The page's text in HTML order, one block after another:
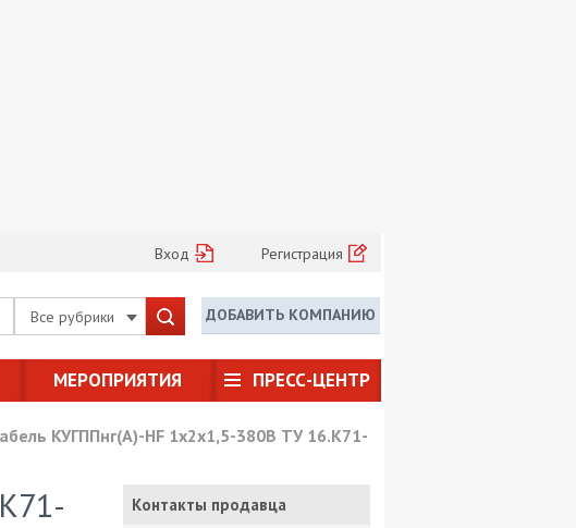
Вход Регистрация
Все рубрики ДОБАВИТЬ КОМПАНИЮ
МЕРОПРИЯТИЯ ПРЕСС-ЦЕНТР
КУГППнг(А)-HF 1х2х1,5-380В ТУ 16.К71-
Контакты продавца